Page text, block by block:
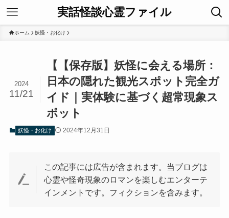
実話怪談心霊ファイル
ホーム 妖怪・お化け
【【保存版】妖怪に会える場所：
日本の隠れた観光スポット完全ガ
イド｜実体験に基づく超常現象ス
ポット
2024
11/21
妖怪・お化け 2024年12月31日
この記事には広告が含まれます。当ブログは
心霊や怪奇現象のロマンを楽しむエンターテ
インメントです。フィクションを含みます。